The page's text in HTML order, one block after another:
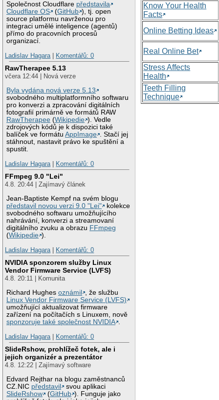
Společnost Cloudflare představila
Cloudflare OS
(GitHub ), tj. open
source platformu navrženou pro
integraci umělé inteligence (agentů)
přímo do pracovních procesů
organizací.
Ladislav Hagara
Komentářů: 0
RawTherapee 5.13
včera 12:44 | Nová verze
Byla vydána nová verze 5.13
svobodného multiplatformního softwaru
pro konverzi a zpracování digitálních
fotografií primárně ve formátů RAW
RawTherapee (Wikipedie ). Vedle
zdrojových kódů je k dispozici také
balíček ve formátuAppImage . Stačí jej
stáhnout, nastavit právo ke spuštění a
spustit.
Ladislav Hagara
Komentářů: 0
FFmpeg 9.0 "Lei"
4.8. 20:44 | Zajímavý článek
Jean-Baptiste Kempf na svém blogu
představil novou verzi 9.0 "Lei"
kolekce
svobodného softwaru umožňujícího
nahrávání, konverzi a streamovaní
digitálního zvuku a obrazu FFmpeg
(Wikipedie ).
Ladislav Hagara
Komentářů: 0
NVIDIA sponzorem služby Linux
Vendor Firmware Service (LVFS)
4.8. 20:11 | Komunita
Richard Hughesoznámil
, že službu
Linux Vendor Firmware Service (LVFS)
umožňující aktualizovat firmware
zařízení na počítačích s Linuxem, nově
sponzoruje také společnost NVIDIA .
Ladislav Hagara | Komentářů: 0
SlideRshow, prohlížeč fotek, ale i
jejich organizér a prezentátor
4.8. 12:22 | Zajímavý software
Edvard Rejthar na blogu zaměstnanců
CZ.NIC představil
svou aplikaci
SlideRshow
(GitHub ). Funguje jako
Know Your Health
Facts
Online Betting Ideas
Real Online Bet
Stress Affects
Health
Teeth Filling
Technique